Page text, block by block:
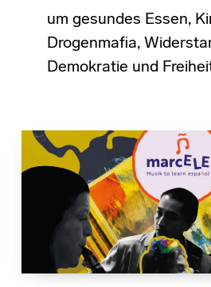
um gesundes Essen,
Drogenmafia,
Demokratie und